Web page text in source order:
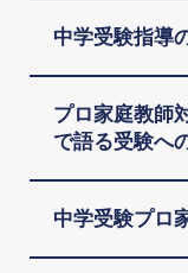
中学受験指導
プロ家庭教師
で語る受験へ
中学受験プロ